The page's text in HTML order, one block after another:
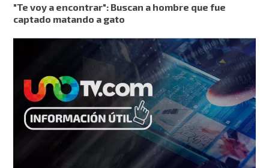
"Te voy a encontrar": Buscan a hombre que fue
captado matando a gato